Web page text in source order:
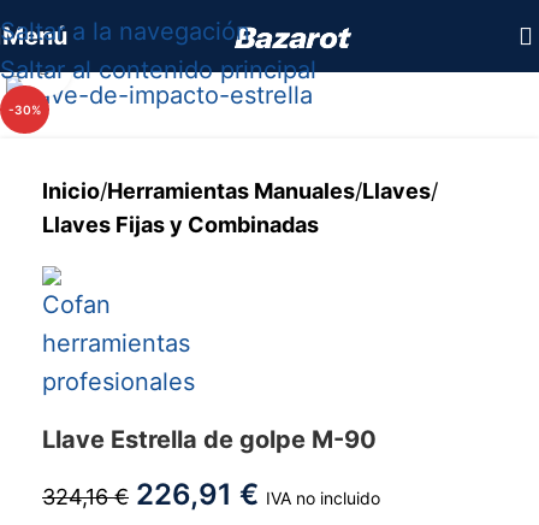
Saltar a la navegación
Saltar al contenido principal
Menú
-30%
Haga clic para ampliar
Inicio/Herramientas Manuales/Llaves/
Llaves Fijas y Combinadas
Llave Estrella de golpe M-90
324,16€ 226,91 € IVA no incluido